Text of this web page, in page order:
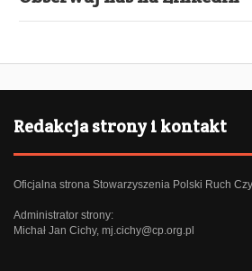
Redakcja strony i kontakt
Oficjalna strona Stowarzyszenia Polski Ruch
Administrator strony:
Michał Jan Cichy, mj.cichy@cp.org.pl